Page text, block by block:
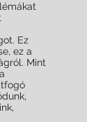
Ez
ez a
Mint